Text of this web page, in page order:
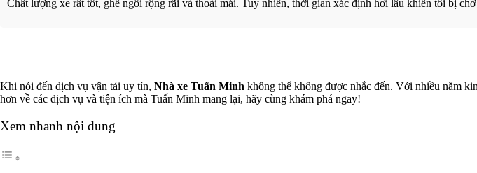
Chất lượng xe rất tốt, ghế ngồi rộng rãi và thoải mái. Tuy nhiên, thời gian xác định hơi lâu khiến tôi bị
Khi nói đến dịch vụ vận tải uy tín, Nhà xe Tuấn Minh không thể không được nhắc đến. Với nhiều năm
hơn về các dịch vụ và tiện ích mà Tuấn Minh mang lại, hãy cùng khám phá ngay!
Xem nhanh nội dung